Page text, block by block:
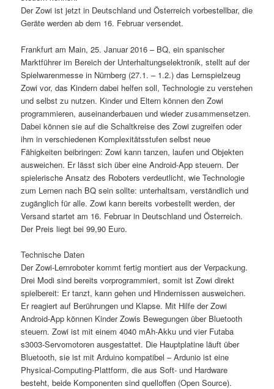
Der Zowi ist jetzt in Deutschland und Österreich vorbestellbar, die
Geräte werden ab dem 16. Februar versendet.
Frankfurt am Main, 25. Januar 2016 – BQ, ein spanischer
Marktführer im Bereich der Unterhaltungselektronik, stellt auf der
Spielwarenmesse in Nürnberg (27.1. – 1.2.) das Lernspielzeug
Zowi vor, das Kindern dabei helfen soll, Technologie zu verstehen
und selbst zu nutzen. Kinder und Eltern können den Zowi
programmieren, auseinanderbauen und wieder zusammensetzen.
Dabei können sie auf die Schaltkreise des Zowi zugreifen oder
ihm in verschiedenen Komplexitätsstufen selbst neue
Fähigkeiten beibringen: Zowi kann tanzen, laufen und Objekten
ausweichen. Er lässt sich über eine Android-App steuern. Der
spielerische Ansatz des Roboters verdeutlicht, wie Technologie
zum Lernen nach BQ sein sollte: unterhaltsam, verständlich und
zugänglich für alle. Zowi kann bereits vorbestellt werden, der
Versand startet am 16. Februar in Deutschland und Österreich.
Der Preis liegt bei 99,90 Euro.
Technische Daten
Der Zowi-Lernroboter kommt fertig montiert aus der Verpackung.
Drei Modi sind bereits vorprogrammiert, somit ist Zowi direkt
spielbereit: Er tanzt, kann gehen und Hindernissen ausweichen.
Er reagiert auf Berührungen und Klapse. Mit Hilfe der Zowi
Android-App können Kinder Zowis Bewegungen über Bluetooth
steuern. Zowi ist mit einem 4040 mAh-Akku und vier Futaba
s3003-Servomotoren ausgestattet. Die Hauptplatine läuft über
Bluetooth, sie ist mit Arduino kompatibel – Ardunio ist eine
Physical-Computing-Plattform, die aus Soft- und Hardware
besteht, beide Komponenten sind quelloffen (Open Source).